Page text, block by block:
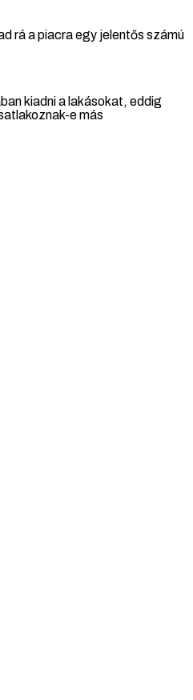
rá a piacra egy jelentős számú
kiadni a lakásokat, eddig
e más